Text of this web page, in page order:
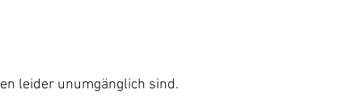
leider unumgänglich sind.